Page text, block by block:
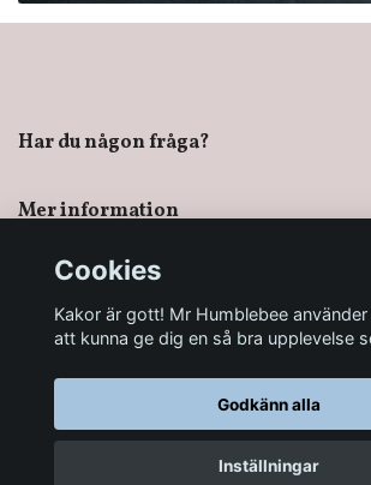
Har du någon fråga?
Mer information
Sociala medier
© 2026 Mr Humblebee - En magisk
Cookies
Kakor är gott! Mr Humblebee
att kunna ge dig en så bra upplevelse
Godkänn alla
Inställningar